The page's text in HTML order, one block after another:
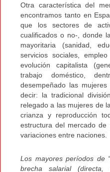
Otra característica del
encontramos tanto en
que los sectores de
cualificados o no-, donde
mayoritaria (sanidad,
servicios sociales,
evolución capitalista
trabajo doméstico,
desempeñado las
decir: la tradicional
relegado a las mujeres de
crianza y reproducción
estructura del mercado
variaciones entre naciones.
Los mayores períodos de
brecha salarial